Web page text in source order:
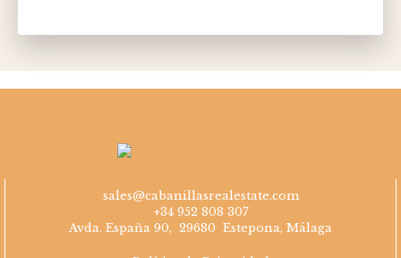
leave
sales@cabanillasrealestate.com
+34 952 808 307
Avda. España 90, 29680 Estepona, Málaga